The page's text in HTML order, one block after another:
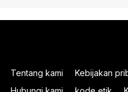
Tentang kami Kebijakan